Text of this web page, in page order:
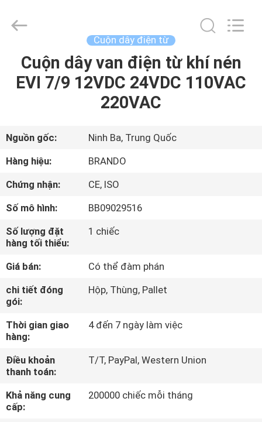
NHÀ
VỀ
CHÚNG
CHUYẾN
THAM
QUAN
NHÀ
KIỂM
SOÁT
CHẤT
LƯỢNG
Brando
Hardware
Reserved.
Cuộn dây điện từ
Cuộn dây van điện từ khí nén
EVI 7/9 12VDC 24VDC 110VAC
220VAC
Nguồn gốc:
Ninh Ba, Trung Quốc
Hàng hiệu:
BRANDO
Chứng nhận:
CE, ISO
Số mô hình:
BB09029516
Số lượng đặt
hàng tối thiểu:
1 chiếc
Giá bán:
Có thể đàm phán
chi tiết đóng
gói:
Hộp, Thùng, Pallet
Thời gian giao
hàng:
4 đến 7 ngày làm việc
Điều khoản
thanh toán:
T/T, PayPal, Western Union
Khả năng cung
cấp:
200000 chiếc mỗi tháng